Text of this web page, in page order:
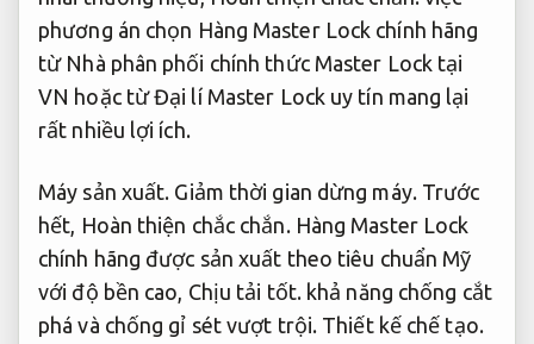
phương án chọn Hàng Master Lock chính hãng
từ Nhà phân phối chính thức Master Lock tại
VN hoặc từ Đại lí Master Lock uy tín mang lại
rất nhiều lợi ích.
Máy sản xuất. Giảm thời gian dừng máy. Trước
hết, Hoàn thiện chắc chắn. Hàng Master Lock
chính hãng được sản xuất theo tiêu chuẩn Mỹ
với độ bền cao, Chịu tải tốt. khả năng chống cắt
phá và chống gỉ sét vượt trội. Thiết kế chế tạo.